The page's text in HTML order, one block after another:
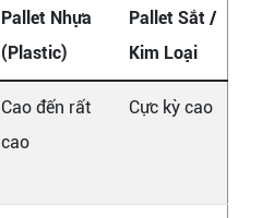
Pallet Nhựa
(Plastic)
Pallet Sắt /
Kim Loại
Cao đến rất
cao
Cực kỳ cao